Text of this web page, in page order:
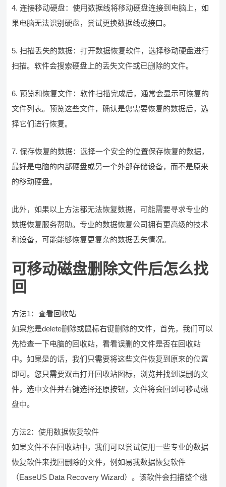
4. 连接移动硬盘：使用数据线将移动硬盘连接到电脑上，如
果电脑无法识别硬盘，尝试更换数据线或接口。
5. 扫描丢失的数据：打开数据恢复软件，选择移动硬盘进行
扫描。软件会搜索硬盘上的丢失文件或已删除的文件。
6. 预览和恢复文件：软件扫描完成后，通常会显示可恢复的
文件列表。预览这些文件，确认是您需要恢复的数据后，选
择它们进行恢复。
7. 保存恢复的数据：选择一个安全的位置保存恢复的数据，
最好是电脑的内部硬盘或另一个外部存储设备，而不是原来
的移动硬盘。
此外，如果以上方法都无法恢复数据，可能需要寻求专业的
数据恢复服务帮助。专业的数据恢复公司拥有更高级的技术
和设备，可能能够恢复更复杂的数据丢失情况。
可移动磁盘删除文件后怎么找
回
方法1：查看回收站
如果您是delete删除或鼠标右键删除的文件，首先，我们可以
先检查一下电脑的回收站，看看误删的文件是否在回收站
中。如果是的话，我们只需要将这些文件恢复到原来的位置
即可。您只需要双击打开回收站图标，浏览并找到误删的文
件，选中文件并右键选择还原按钮，文件将会回到可移动磁
盘中。
方法2：使用数据恢复软件
如果文件不在回收站中，我们可以尝试使用一些专业的数据
恢复软件来找回删除的文件，例如易我数据恢复软件
（EaseUS Data Recovery Wizard）。该软件会扫描整个磁